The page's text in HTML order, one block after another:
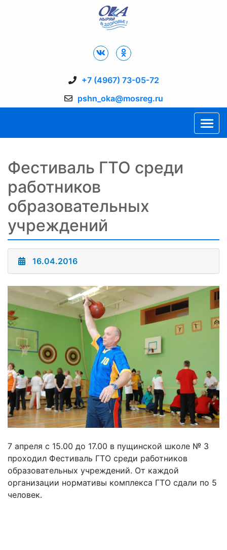
+7 (4967) 73-05-72
pshn_oka@mosreg.ru
Фестиваль ГТО среди
работников
образовательных
учреждений
16.04.2016
7 апреля с 15.00 до 17.00 в пущинской школе № 3
проходил Фестиваль ГТО среди работников
образовательных учреждений. От каждой
организации нормативы комплекса ГТО сдали по 5
человек.